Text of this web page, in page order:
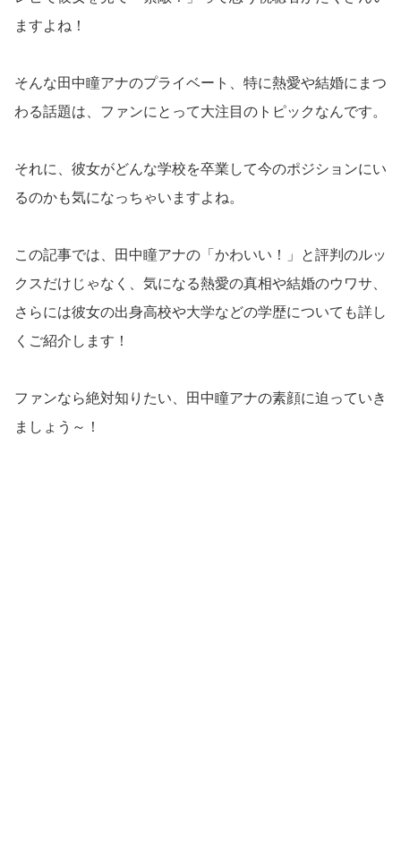
ますよね！
そんな田中瞳アナのプライベート、特に熱愛や結婚にまつ
わる話題は、ファンにとって大注目のトピックなんです。
それに、彼女がどんな学校を卒業して今のポジションにい
るのかも気になっちゃいますよね。
この記事では、田中瞳アナの「かわいい！」と評判のルッ
クスだけじゃなく、気になる熱愛の真相や結婚のウワサ、
さらには彼女の出身高校や大学などの学歴についても詳し
くご紹介します！
ファンなら絶対知りたい、田中瞳アナの素顔に迫っていき
ましょう～！